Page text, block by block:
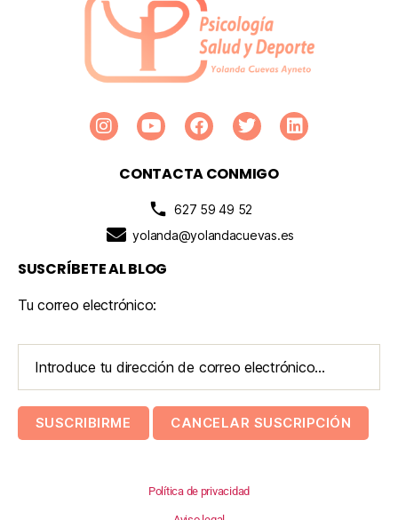
CONTACTA CONMIGO
627 59 49 52
yolanda@yolandacuevas.es
SUSCRÍBETE AL BLOG
Tu correo electrónico:
Política de privacidad